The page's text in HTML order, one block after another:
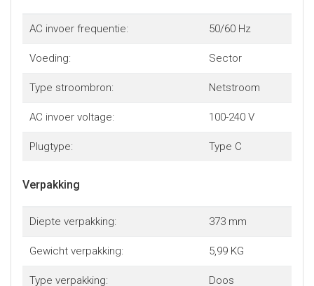
AC invoer frequentie: 50/60 Hz
Voeding: Sector
Type stroombron: Netstroom
AC invoer voltage: 100-240 V
Plugtype: Type C
Verpakking
Diepte verpakking: 373 mm
Gewicht verpakking: 5,99 KG
Type verpakking: Doos